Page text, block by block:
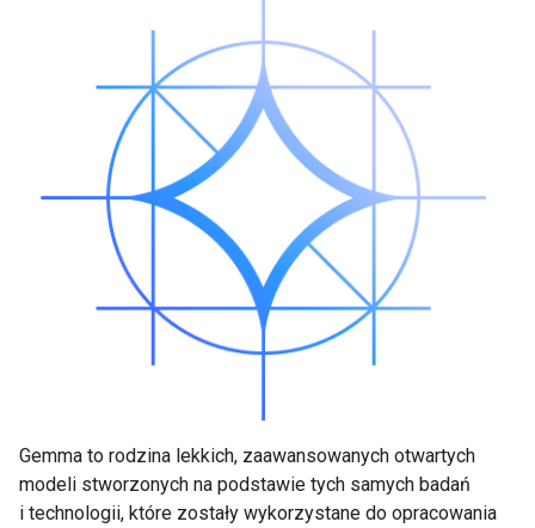
Gemma to rodzina lekkich, zaawansowanych otwartych
modeli stworzonych na podstawie tych samych badań
i technologii, które zostały wykorzystane do opracowania